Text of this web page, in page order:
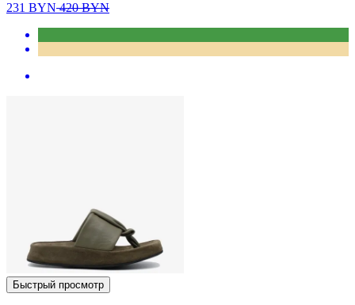
231 BYN420BYN
Быстрый просмотр